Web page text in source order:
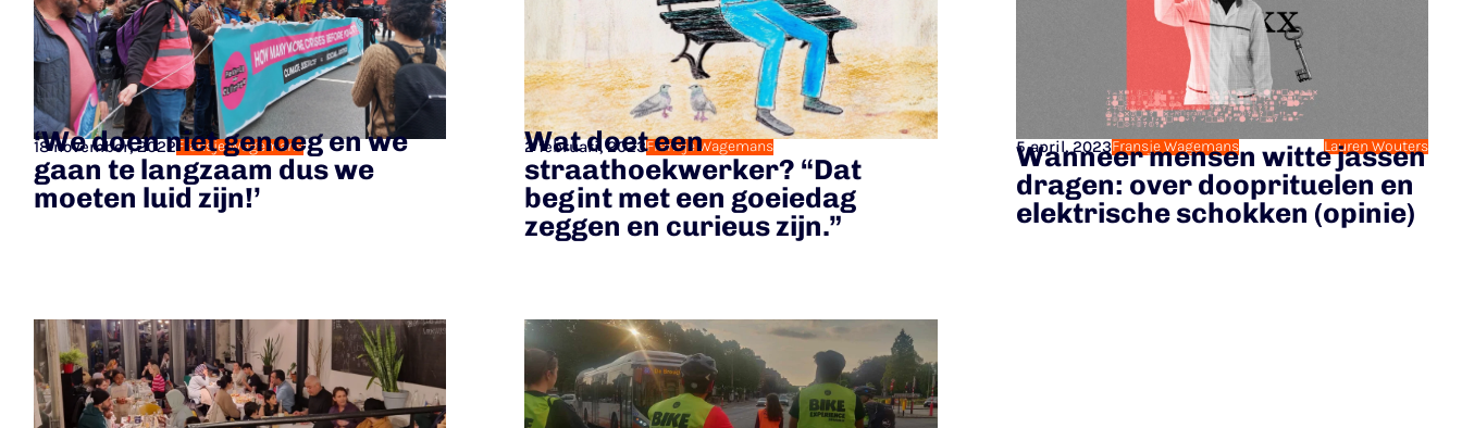
18 november, 2022Fransje Wagemans
‘We doen niet genoeg en we
gaan te langzaam dus we
moeten luid zijn!’
2 februari, 2023Fransje Wagemans
Wat doet een
straathoekwerker? “Dat
begint met een goeiedag
zeggen en curieus zijn.”
5 april, 2023Fransje Wagemans Lauren Wouters
Wanneer mensen witte jassen
dragen: over dooprituelen en
elektrische schokken (opinie)